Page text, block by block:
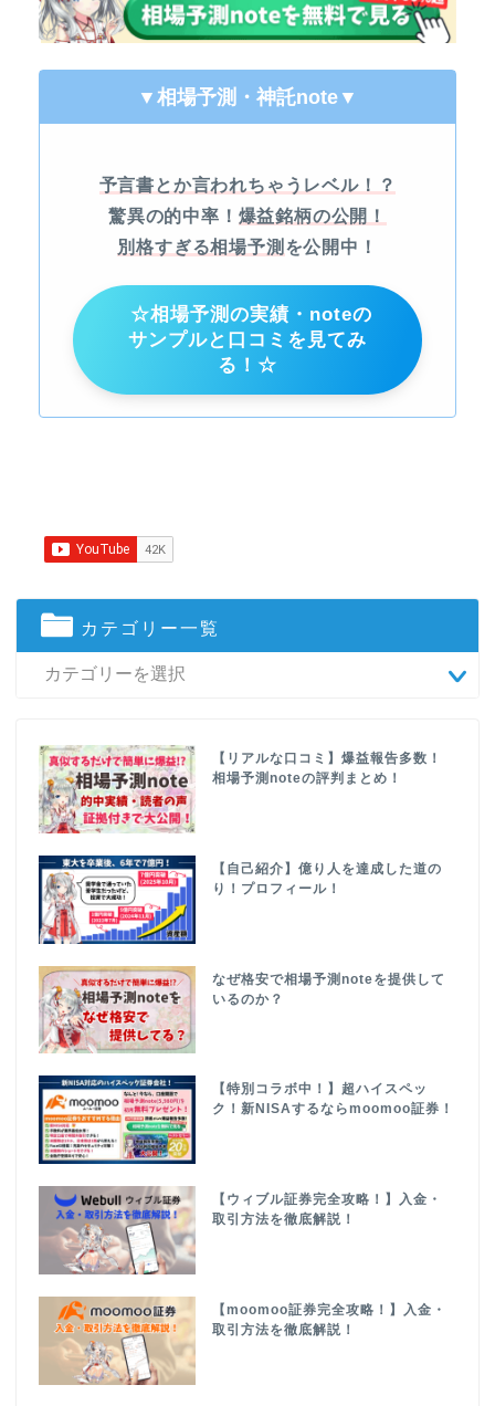
▼相場予測・神託note ▼
予言書とか言われちゃうレベル！？
驚異の的中率！ 爆益銘柄の公開！
別格すぎる相場予測 を公開中！
☆相場予測の実績・noteの
サンプルと口コミを見てみ
る！☆
カテゴリー一覧
【リアルな口コミ】爆益報告多数！
相場予測noteの評判まとめ！
【自己紹介】億り人を達成した道の
り！プロフィール！
なぜ格安で相場予測noteを提供して
いるのか？
【特別コラボ中！】超ハイスペッ
ク！新NISAするならmoomoo証券！
【ウィブル証券完全攻略！】入金・
取引方法を徹底解説！
【moomoo証券完全攻略！】入金・
取引方法を徹底解説！